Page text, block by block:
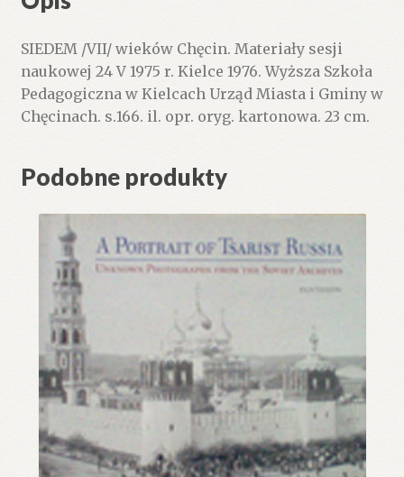
SIEDEM /VII/ wieków Chęcin. Materiały sesji
naukowej 24 V 1975 r. Kielce 1976. Wyższa Szkoła
Pedagogiczna w Kielcach Urząd Miasta i Gminy w
Chęcinach. s.166. il. opr. oryg. kartonowa. 23 cm.
Podobne produkty